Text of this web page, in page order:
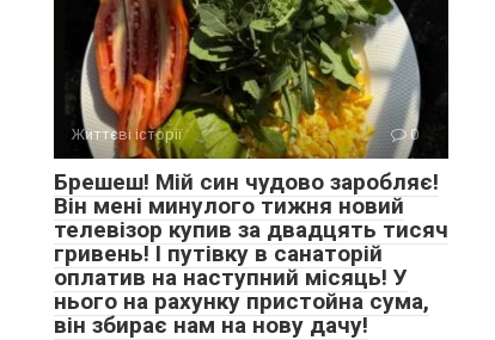
Життєві історії 0
Брешеш! Мій син чудово заробляє!
Він мені минулого тижня новий
телевізор купив за двадцять тисяч
гривень! І путівку в санаторій
оплатив на наступний місяць! У
нього на рахунку пристойна сума,
він збирає нам на нову дачу!